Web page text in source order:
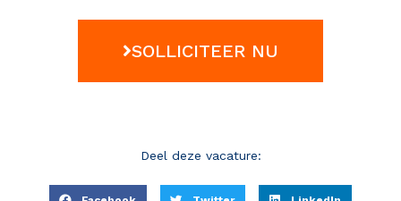
SOLLICITEER NU
Deel deze vacature: